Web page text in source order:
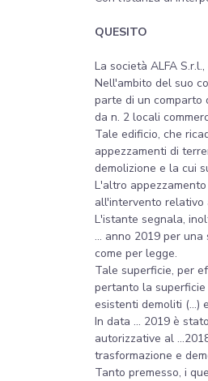
QUESITO
La società ALFA
Nell'ambito del suo
parte di un comparto
da n. 2 locali
Tale edificio, che
appezzamenti di
demolizione e la cui
L'altro
all'intervento relativo
L'istante segnala,
... anno 2019 per
come per legge.
Tale superficie, per
pertanto la superficie
esistenti demoliti (...)
In data ... 2019 è
autorizzative al
trasformazione e
Tanto premesso, i